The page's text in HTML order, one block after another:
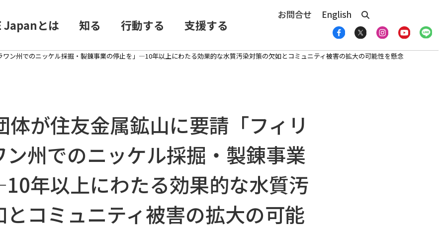
Japanとは 知る 行動する 支援する
お問合せ English
ン州でのニッケル採掘・製錬事業の停止を」―10年以上にわたる効果的な水質汚染対策の欠如とコミュニティ被害の拡大の可能性を懸念
体が住友金属鉱山に要請「フィリ
ン州でのニッケル採掘・製錬事業
年以上にわたる効果的な水質汚
コミュニティ被害の拡大の可能